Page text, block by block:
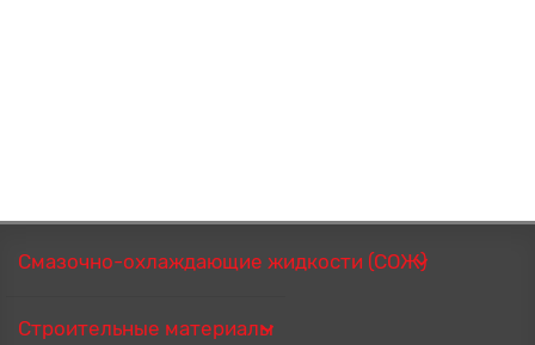
Смазочно-охлаждающие жидкости (СОЖ)
Строительные материалы